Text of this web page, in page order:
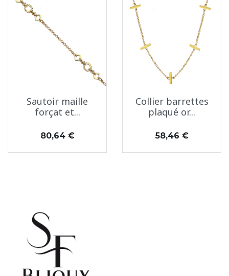
Sautoir maille
forçat et...
Prix
80,64 €
Collier barrettes
plaqué or...
Prix
58,46 €